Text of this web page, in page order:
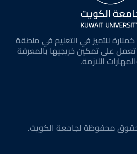
للتميز في التعليم في منطقة
على تمكين خريجيها بالمعرفة
اللازمة.